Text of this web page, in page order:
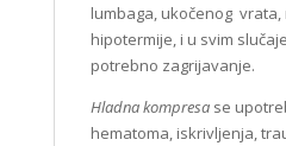
lumbaga, ukočenog
hipotermije, i u svim
potrebno zagrijavanje.
Hladna kompresase
hematoma, iskrivljenja,